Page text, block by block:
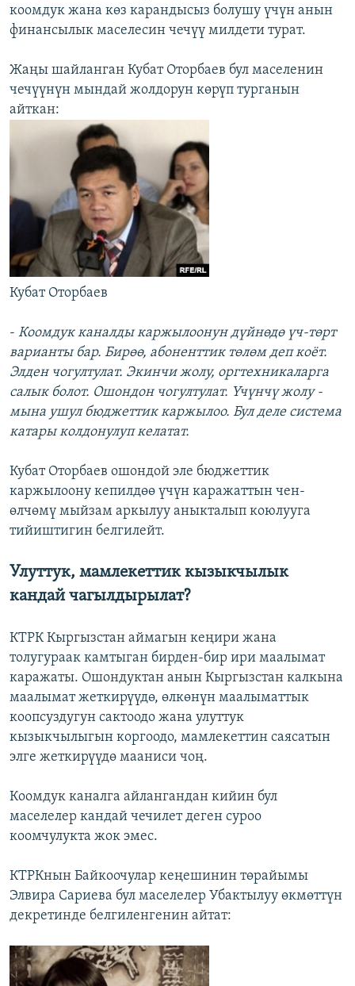
коомдук жана көз карандысыз болушу үчүн анын
финансылык маселесин чечүү милдети турат.
Жаңы шайланган Кубат Оторбаев бул маселенин
чечүүнүн мындай жолдорун көрүп турганын
айткан:
Кубат Оторбаев
- Коомдук каналды каржылоонун дүйнөдө үч-төрт
варианты бар. Бирөө, абоненттик төлөм деп коёт.
Элден чогултулат. Экинчи жолу, оргтехникаларга
салык болот. Ошондон чогултулат. Үчүнчү жолу -
мына ушул бюджеттик каржылоо. Бул деле система
катары колдонулуп келатат.
Кубат Оторбаев ошондой эле бюджеттик
каржылоону кепилдөө үчүн каражаттын чен-
өлчөмү мыйзам аркылуу аныкталып коюлууга
тийиштигин белгилейт.
Улуттук, мамлекеттик кызыкчылык
кандай чагылдырылат?
КТРК Кыргызстан аймагын кеңири жана
толугураак камтыган бирден-бир ири маалымат
каражаты. Ошондуктан анын Кыргызстан калкына
маалымат жеткирүүдө, өлкөнүн маалыматтык
коопсуздугун сактоодо жана улуттук
кызыкчылыгын коргоодо, мамлекеттин саясатын
элге жеткирүүдө мааниси чоң.
Коомдук каналга айлангандан кийин бул
маселелер кандай чечилет деген суроо
коомчулукта жок эмес.
КТРКнын Байкоочулар кеңешинин төрайымы
Элвира Сариева бул маселелер Убактылуу өкмөттүн
декретинде белгиленгенин айтат: